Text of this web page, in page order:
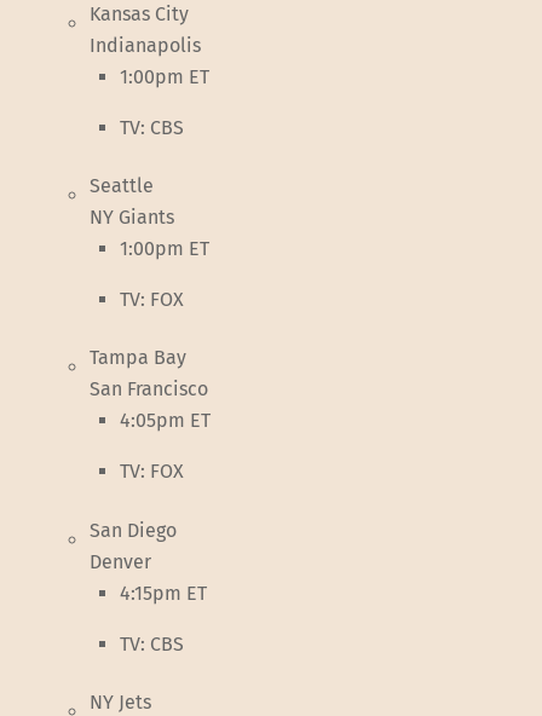
Kansas City
Indianapolis
1:00pm ET
TV: CBS
Seattle
NY Giants
1:00pm ET
TV: FOX
Tampa Bay
San Francisco
4:05pm ET
TV: FOX
San Diego
Denver
4:15pm ET
TV: CBS
NY Jets